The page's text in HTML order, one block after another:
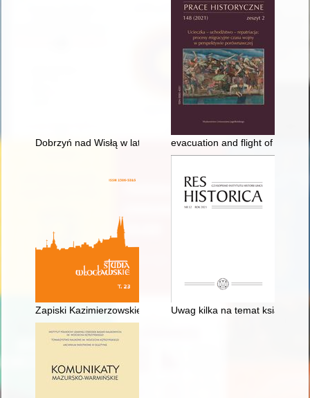
Dobrzyń nad Wisłą w latach 1917-1918 widziany z okien
evacuation and flight of
Zapiski Kazimierzowskie, nr 24 (2020) - recenzja]
Uwag kilka na temat książki